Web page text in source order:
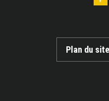
Plan du site